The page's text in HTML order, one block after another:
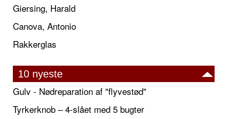
Giersing, Harald
Canova, Antonio
Rakkerglas
10 nyeste
Gulv - Nødreparation af "flyvestød"
Tyrkerknob – 4-slået med 5 bugter